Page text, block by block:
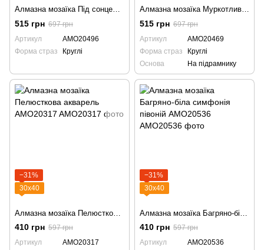
Алмазна мозаїка Під сонцем пелюсток AMO20496
515 грн 697 грн
Артикул
AMO20496
Форма страз
Круглі
Алмазна мозаїка Муркотливе сонце AMO20469
515 грн 697 грн
Артикул
AMO20469
Форма страз
Круглі
Основа
На підрамнику
−31%
30х40
410 грн 597 грн
Артикул
AMO20317
−31%
30х40
410 грн 597 грн
Артикул
AMO20536